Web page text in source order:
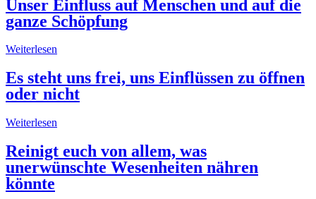
Unser Einfluss auf Menschen und auf die
ganze Schöpfung
Weiterlesen
Es steht uns frei, uns Einflüssen zu öffnen
oder nicht
Weiterlesen
Reinigt euch von allem, was
unerwünschte Wesenheiten nähren
könnte